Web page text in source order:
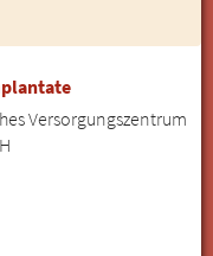
Versorgungszentrum